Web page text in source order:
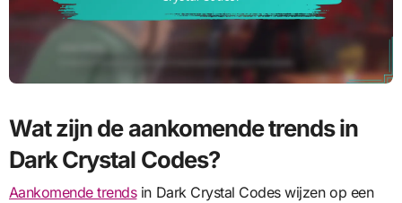
Wat zijn de aankomende trends in
Dark Crystal Codes?
Aankomende trendsin Dark Crystal Codes wijzen op een